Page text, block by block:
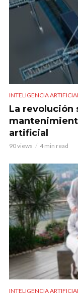
INTELIGENCIA ARTIFICIAL
La revolución
artificial
90 views 4 min read
INTELIGENCIA ARTIFICIAL